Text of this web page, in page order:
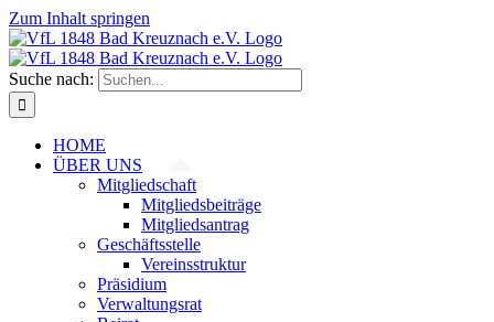
Zum Inhalt springen
Suche nach:
HOME
ÜBER UNS
Mitgliedschaft
Mitgliedsbeiträge
Mitgliedsantrag
Geschäftsstelle
Vereinsstruktur
Präsidium
Verwaltungsrat